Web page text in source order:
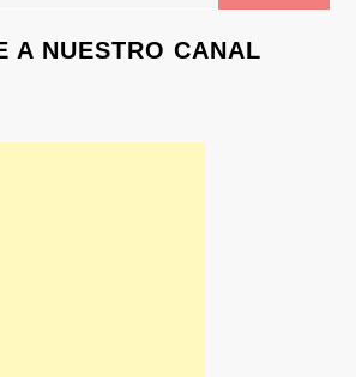
A NUESTRO CANAL